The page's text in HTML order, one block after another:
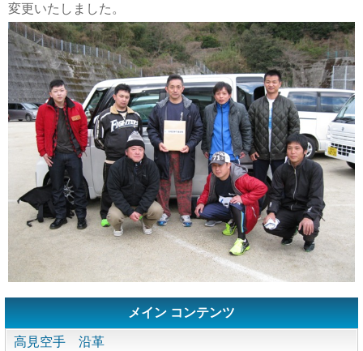
変更いたしました。
メイン コンテンツ
高見空手 沿革